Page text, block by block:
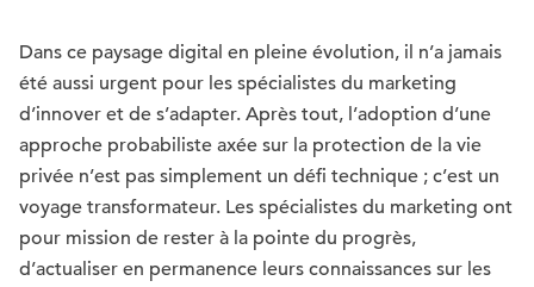
Dans ce paysage digital en pleine évolution, il n’a jamais
été aussi urgent pour les spécialistes du marketing
d’innover et de s’adapter. Après tout, l’adoption d’une
approche probabiliste axée sur la protection de la vie
privée n’est pas simplement un défi technique ; c’est un
voyage transformateur. Les spécialistes du marketing ont
pour mission de rester à la pointe du progrès,
d’actualiser en permanence leurs connaissances sur les